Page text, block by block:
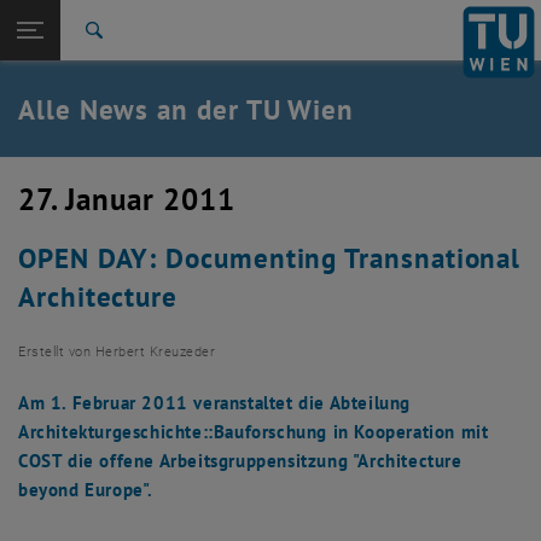
TU Login
Quicklinks
Quicklinks-Menü umschalten
Studium
Karriere
Zurück: Subseiten von TU Wien Startseite auflisten
Zurück zur letzten Ebene:
TU Wien Startseite
Übersicht
Alle News an der TU Wien
27. Januar 2011
OPEN DAY: Documenting Transnational
Architecture
Erstellt von Herbert Kreuzeder
Am 1. Februar 2011 veranstaltet die Abteilung
Architekturgeschichte::Bauforschung in Kooperation mit
COST die offene Arbeitsgruppensitzung "Architecture
beyond Europe".